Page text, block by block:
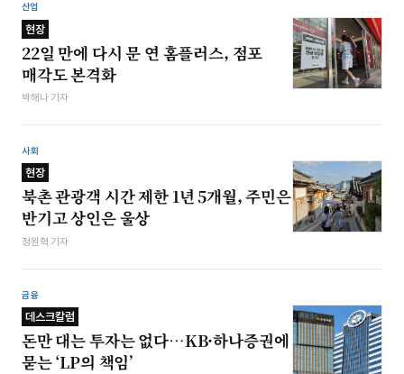
산업
현장
22일 만에 다시 문 연 홈플러스, 점포
매각도 본격화
박해나 기자
사회
현장
북촌 관광객 시간 제한 1년 5개월, 주민은
반기고 상인은 울상
정원혁 기자
금융
데스크칼럼
돈만 대는 투자는 없다…KB·하나증권에
묻는 ‘LP의 책임’